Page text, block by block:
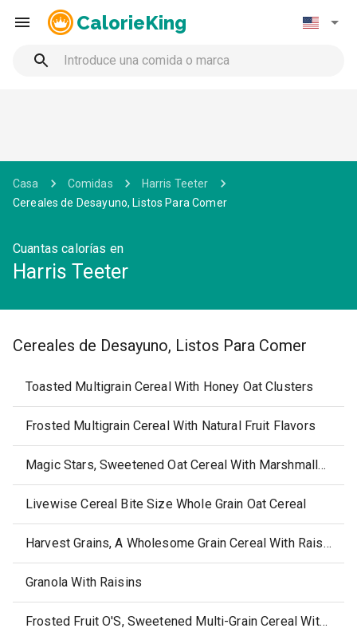
CalorieKing
Casa Comidas
Harris Teeter
Cereales de Desayuno, Listos Para Comer
Cuantas calorías en
Harris Teeter
Cereales de Desayuno, Listos Para Comer
Toasted Multigrain Cereal With Honey Oat Clusters
Frosted Multigrain Cereal With Natural Fruit Flavors
Magic Stars, Sweetened Oat Cereal With Marshmallows Cereal
Livewise Cereal Bite Size Whole Grain Oat Cereal
Harvest Grains, A Wholesome Grain Cereal With Raising, Date & Pecans
Granola With Raisins
Frosted Fruit O'S, Sweetened Multi-Grain Cereal With Natural Fruit Flavors